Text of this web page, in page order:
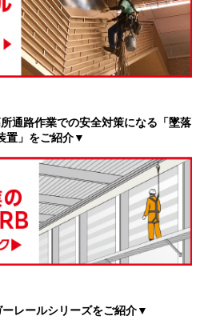
通路作業での安全対策になる「墜落
置」をご紹介▼
レールシリーズをご紹介▼